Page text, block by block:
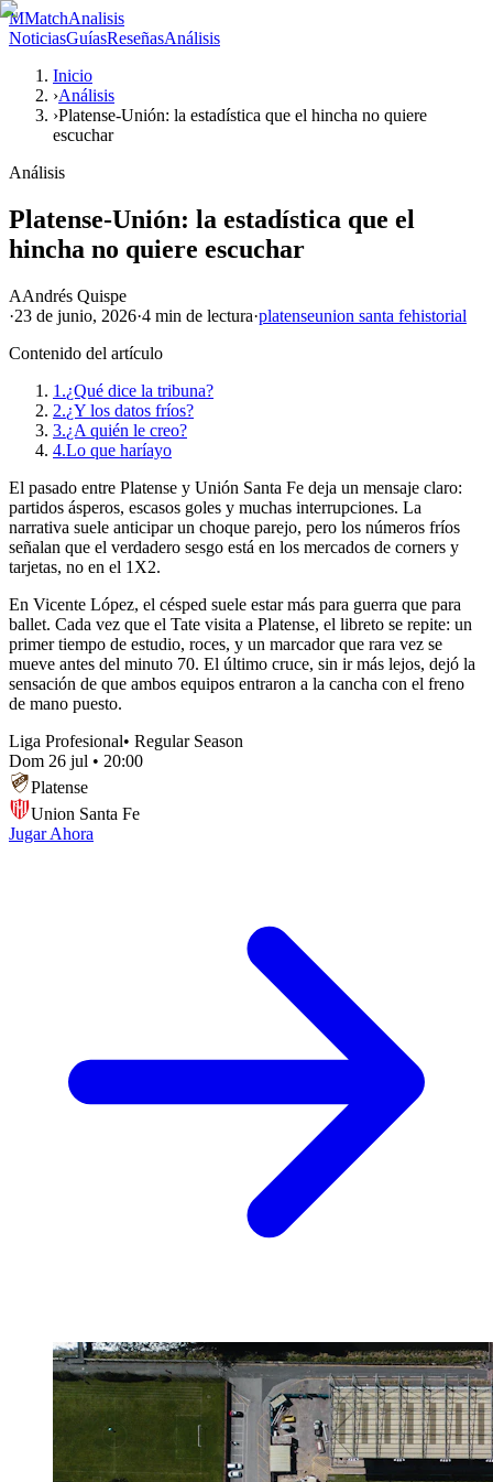
MMatchAnalisis
NoticiasGuíasReseñasAnálisis
Inicio
›Análisis
›Platense-Unión: la estadística que el hincha no quiere
escuchar
Análisis
Platense-Unión: la estadística que el
hincha no quiere escuchar
AAndrés Quispe
·23 de junio, 2026·4 min de lectura·platenseunion santa fehistorial
Contenido del artículo
1.¿Qué dice la tribuna?
2.¿Y los datos fríos?
3.¿A quién le creo?
4.Lo que haríayo
El pasado entre Platense y Unión Santa Fe deja un mensaje claro:
partidos ásperos, escasos goles y muchas interrupciones. La
narrativa suele anticipar un choque parejo, pero los números fríos
señalan que el verdadero sesgo está en los mercados de corners y
tarjetas, no en el 1X2.
En Vicente López, el césped suele estar más para guerra que para
ballet. Cada vez que el Tate visita a Platense, el libreto se repite: un
primer tiempo de estudio, roces, y un marcador que rara vez se
mueve antes del minuto 70. El último cruce, sin ir más lejos, dejó la
sensación de que ambos equipos entraron a la cancha con el freno
de mano puesto.
Liga Profesional• Regular Season
Dom 26 jul • 20:00
Platense
Union Santa Fe
Jugar Ahora